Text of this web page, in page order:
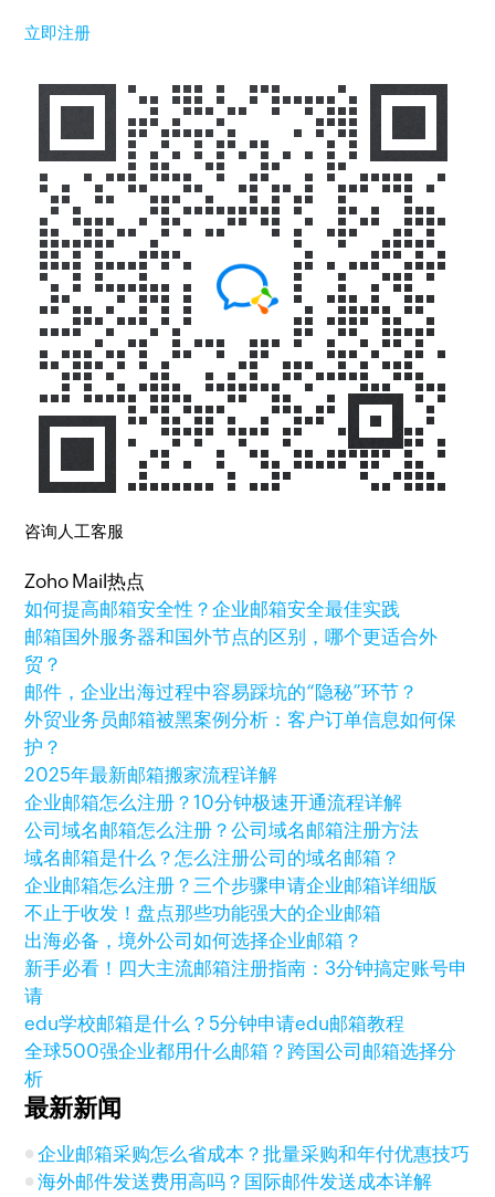
立即注册
咨询人工客服
Zoho Mail热点
如何提高邮箱安全性？企业邮箱安全最佳实践
邮箱国外服务器和国外节点的区别，哪个更适合外
贸？
邮件，企业出海过程中容易踩坑的“隐秘”环节？
外贸业务员邮箱被黑案例分析：客户订单信息如何保
护？
2025年最新邮箱搬家流程详解
企业邮箱怎么注册？10分钟极速开通流程详解
公司域名邮箱怎么注册？公司域名邮箱注册方法
域名邮箱是什么？怎么注册公司的域名邮箱？
企业邮箱怎么注册？三个步骤申请企业邮箱详细版
不止于收发！盘点那些功能强大的企业邮箱
出海必备，境外公司如何选择企业邮箱？
新手必看！四大主流邮箱注册指南：3分钟搞定账号申
请
edu学校邮箱是什么？5分钟申请edu邮箱教程
全球500强企业都用什么邮箱？跨国公司邮箱选择分
析
最新新闻
企业邮箱采购怎么省成本？批量采购和年付优惠技巧
海外邮件发送费用高吗？国际邮件发送成本详解